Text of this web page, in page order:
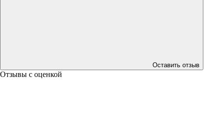
Оставить отзыв
Отзывы с оценкой